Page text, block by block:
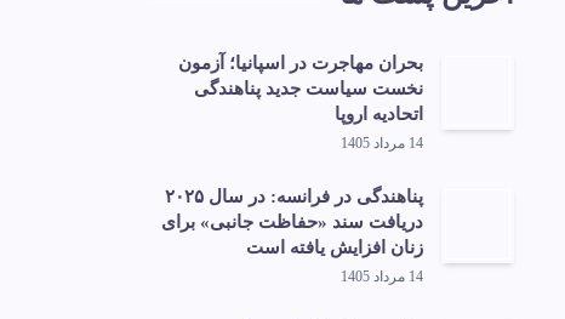
بحران مهاجرت در اسپانیا؛ آزمون
نخست سیاست جدید پناهندگی
اتحادیه اروپا
14 مرداد 1405
پناهندگی در فرانسه: در سال ۲۰۲۵
دریافت سند «حفاظت جانبی» برای
زنان افزایش یافته است
14 مرداد 1405